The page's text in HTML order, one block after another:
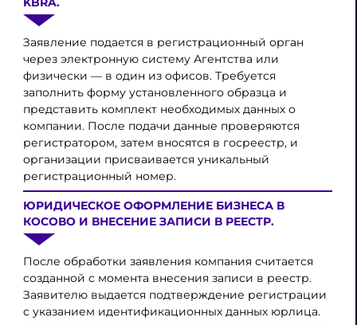
KBRA.
Заявление подается в регистрационный орган
через электронную систему Агентства или
физически — в один из офисов. Требуется
заполнить форму установленного образца и
представить комплект необходимых данных о
компании. После подачи данные проверяются
регистратором, затем вносятся в госреестр, и
организации присваивается уникальный
регистрационный номер.
ЮРИДИЧЕСКОЕ ОФОРМЛЕНИЕ БИЗНЕСА В
КОСОВО И ВНЕСЕНИЕ ЗАПИСИ В РЕЕСТР.
После обработки заявления компания считается
созданной с момента внесения записи в реестр.
Заявителю выдается подтверждение регистрации
с указанием идентификационных данных юрлица.